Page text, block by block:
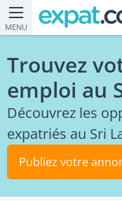
MENU
Trouvez
emploi au
Découvrez les
expatriés au Sri
Publiez votre